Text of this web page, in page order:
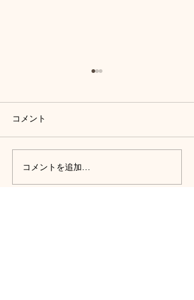
髪質改善で冬支度！潤い
キープの秘訣
コメント
コメントを追加…